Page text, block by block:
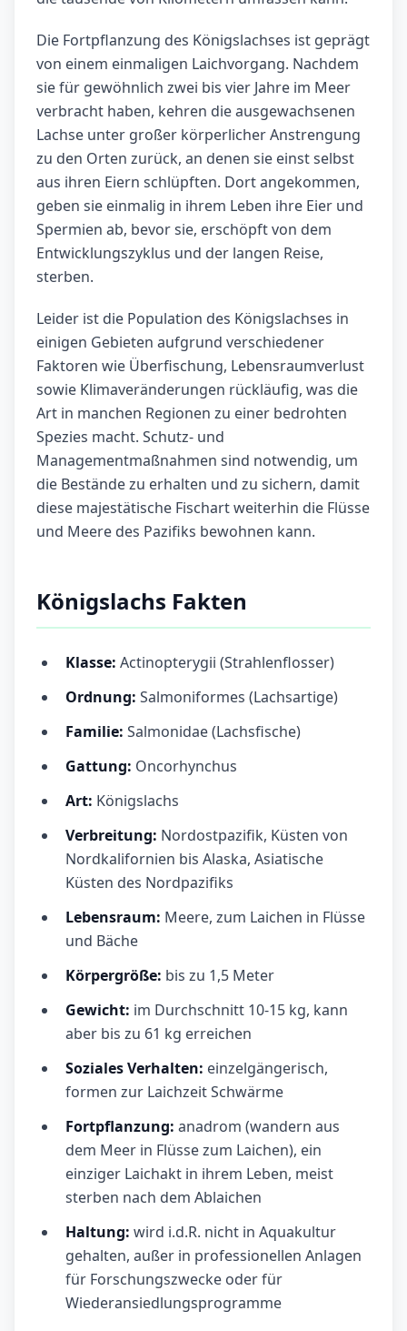
Die Fortpflanzung des Königslachses ist geprägt
von einem einmaligen Laichvorgang. Nachdem
sie für gewöhnlich zwei bis vier Jahre im Meer
verbracht haben, kehren die ausgewachsenen
Lachse unter großer körperlicher Anstrengung
zu den Orten zurück, an denen sie einst selbst
aus ihren Eiern schlüpften. Dort angekommen,
geben sie einmalig in ihrem Leben ihre Eier und
Spermien ab, bevor sie, erschöpft von dem
Entwicklungszyklus und der langen Reise,
sterben.
Leider ist die Population des Königslachses in
einigen Gebieten aufgrund verschiedener
Faktoren wie Überfischung, Lebensraumverlust
sowie Klimaveränderungen rückläufig, was die
Art in manchen Regionen zu einer bedrohten
Spezies macht. Schutz- und
Managementmaßnahmen sind notwendig, um
die Bestände zu erhalten und zu sichern, damit
diese majestätische Fischart weiterhin die Flüsse
und Meere des Pazifiks bewohnen kann.
Königslachs Fakten
Klasse: Actinopterygii (Strahlenflosser)
Ordnung: Salmoniformes (Lachsartige)
Familie: Salmonidae (Lachsfische)
Gattung: Oncorhynchus
Art: Königslachs
Verbreitung: Nordostpazifik, Küsten von
Nordkalifornien bis Alaska, Asiatische
Küsten des Nordpazifiks
Lebensraum: Meere, zum Laichen in Flüsse
und Bäche
Körpergröße: bis zu 1,5 Meter
Gewicht: im Durchschnitt 10-15 kg, kann
aber bis zu 61 kg erreichen
Soziales Verhalten: einzelgängerisch,
formen zur Laichzeit Schwärme
Fortpflanzung: anadrom (wandern aus
dem Meer in Flüsse zum Laichen), ein
einziger Laichakt in ihrem Leben, meist
sterben nach dem Ablaichen
Haltung: wird i.d.R. nicht in Aquakultur
gehalten, außer in professionellen Anlagen
für Forschungszwecke oder für
Wiederansiedlungsprogramme